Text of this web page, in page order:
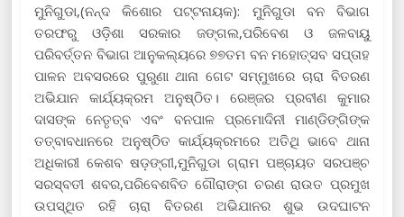
ମୁନିଗୁଡା,(ନନ୍ଦ କିଶୋର ପଟ୍ଟନାୟକ): ମୁନିଗୁଡା ବନ ବିଭାଗ
ତରଫରୁ ଓଡ଼ିଶା ସରକାର ଜଙ୍ଗଲ,ପରିବେଶ ଓ ଜଳବାୟୁ
ପରିବର୍ତ୍ତନ ବିଭାଗ ଆନୁକଲ୍ୟରେ ୭୭ତମ ବନ ମହୋତ୍ସବ ସପ୍ତାହ
ପାଳନ ଅବସରରେ ପୁରୁଣା ଥାନା ଗେଟ ସମ୍ମୁଖରେ ଚାରା ବିତରଣ
ଅଭିଯାନ କାର୍ଯ୍ୟକ୍ରମ ଅନୁଷ୍ଠିତ। ରେଞ୍ଜର ପ୍ରବୀଣ କୁମାର
ଦାସଙ୍କ ନେତୃତ୍ବ ଏବଂ ବନପାଳ ପ୍ରମୋଦିନୀ ମାଣ୍ଡିଙ୍ଗିଙ୍କ
ତତ୍ବାବଧାନରେ ଅନୁଷ୍ଠିତ କାର୍ଯ୍ୟକ୍ରମରେ ଅତିଥି ଭାବେ ଥାନା
ଅଧିକାରୀ କେଶବ ଷଡ଼ଙ୍ଗୀ,ମୁନିଗୁଡା ଗ୍ରାମ ପଞ୍ଚାୟତ ସରପଞ୍ଚ
ସରସ୍ବତୀ ଶବର,ପରିବେଶବିତ ଗୌରାଙ୍ଗ ଚରଣ ରାଉତ ପ୍ରମୁଖ
ଉପସ୍ଥିତ ରହି ଚାରା ବିତରଣ ଅଭିଯାନର ଶୁଭ ଉଦଘାଟନ